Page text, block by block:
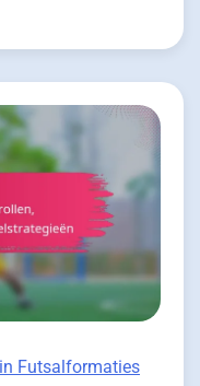
Futsalformaties